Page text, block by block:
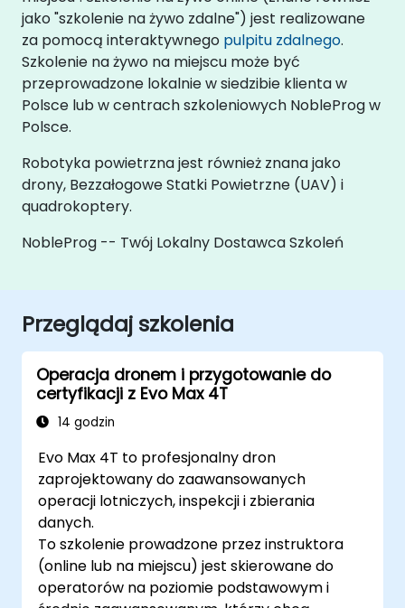
jako "szkolenie na żywo zdalne") jest realizowane
za pomocą interaktywnego pulpitu zdalnego.
Szkolenie na żywo na miejscu może być
przeprowadzone lokalnie w siedzibie klienta w
Polsce lub w centrach szkoleniowych NobleProg w
Polsce.
Robotyka powietrzna jest również znana jako
drony, Bezzałogowe Statki Powietrzne (UAV) i
quadrokoptery.
NobleProg -- Twój Lokalny Dostawca Szkoleń
Przeglądaj szkolenia
Operacja dronem i przygotowanie do
certyfikacji z Evo Max 4T
14 godzin
Evo Max 4T to profesjonalny dron
zaprojektowany do zaawansowanych
operacji lotniczych, inspekcji i zbierania
danych.
To szkolenie prowadzone przez instruktora
(online lub na miejscu) jest skierowane do
operatorów na poziomie podstawowym i